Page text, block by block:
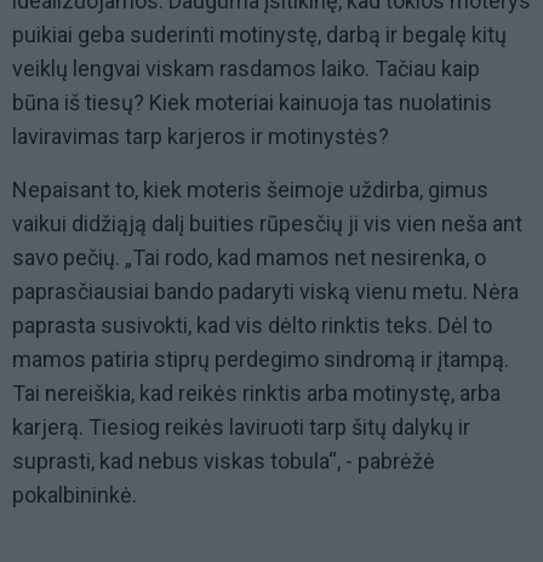
puikiai geba suderinti motinystę, darbą ir begalę kitų
veiklų lengvai viskam rasdamos laiko. Tačiau kaip
būna iš tiesų? Kiek moteriai kainuoja tas nuolatinis
laviravimas tarp karjeros ir motinystės?
Nepaisant to, kiek moteris šeimoje uždirba, gimus
vaikui didžiąją dalį buities rūpesčių ji vis vien neša ant
savo pečių. „Tai rodo, kad mamos net nesirenka, o
paprasčiausiai bando padaryti viską vienu metu. Nėra
paprasta susivokti, kad vis dėlto rinktis teks. Dėl to
mamos patiria stiprų perdegimo sindromą ir įtampą.
Tai nereiškia, kad reikės rinktis arba motinystę, arba
karjerą. Tiesiog reikės laviruoti tarp šitų dalykų ir
suprasti, kad nebus viskas tobula“, - pabrėžė
pokalbininkė.